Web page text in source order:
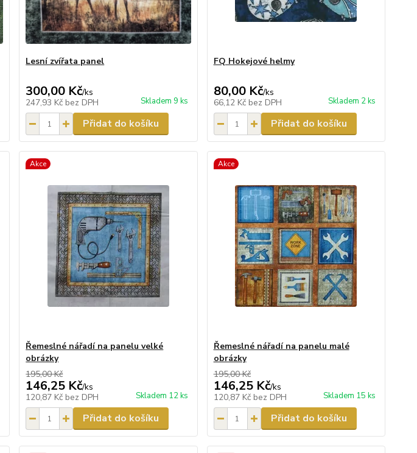
Lesní zvířata panel
300,00 Kč/ks
247,93 Kč bez DPH Skladem 9 ks
Přidat do košíku
FQ Hokejové helmy
80,00 Kč/ks
66,12 Kč bez DPH Skladem 2 ks
Přidat do košíku
Akce
Řemeslné nářadí na panelu velké
obrázky
195,00 Kč
146,25 Kč/ks
120,87 Kč bez DPH Skladem 12 ks
Přidat do košíku
Akce
Řemeslné nářadí na panelu malé
obrázky
195,00 Kč
146,25 Kč/ks
120,87 Kč bez DPH Skladem 15 ks
Přidat do košíku